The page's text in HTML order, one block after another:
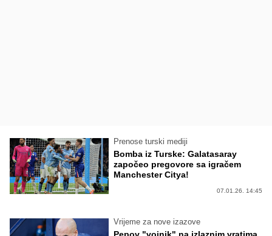
Prenose turski mediji
Bomba iz Turske: Galatasaray
započeo pregovore sa igračem
Manchester Citya!
07.01.26. 14:45
Vrijeme za nove izazove
Pepov "vojnik" na izlaznim vratima